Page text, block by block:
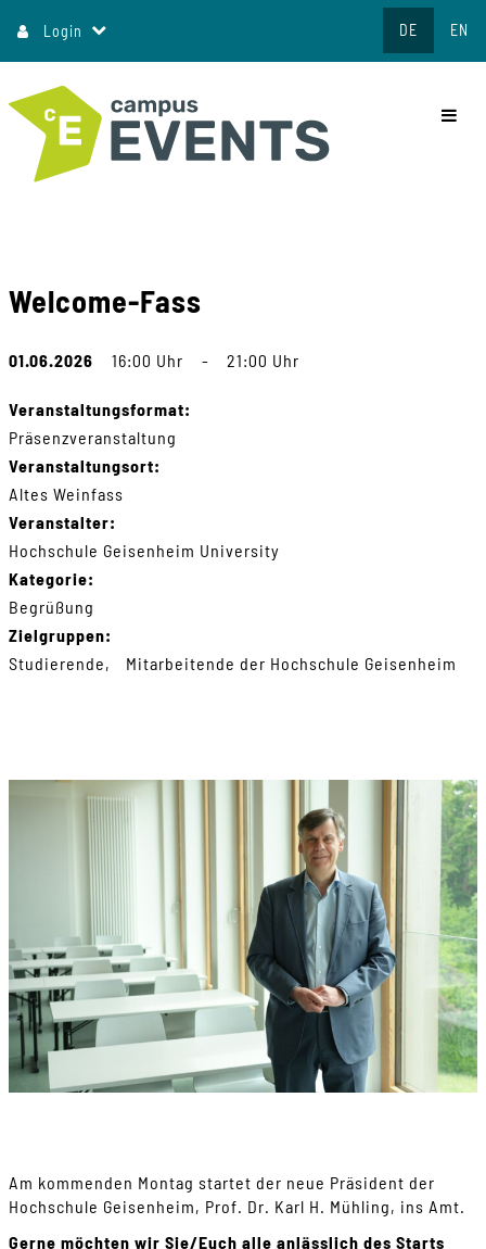
zum
Inhalt
Login DE EN
Welcome-Fass
01.06.2026 16:00 Uhr - 21:00 Uhr
Veranstaltungsformat:
Präsenzveranstaltung
Veranstaltungsort:
Altes Weinfass
Veranstalter:
Hochschule Geisenheim University
Kategorie:
Begrüßung
Zielgruppen:
Studierende
Mitarbeitende der Hochschule Geisenheim
Am kommenden Montag startet der neue Präsident der
Hochschule Geisenheim, Prof. Dr. Karl H. Mühling, ins Amt.
Gerne möchten wir Sie/Euch alle anlässlich des Starts